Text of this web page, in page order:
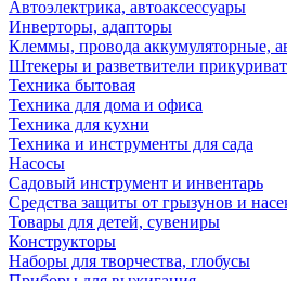
Автоэлектрика, автоаксессуары
Инверторы, адапторы
Клеммы, провода аккумуляторные,
Штекеры и разветвители
Техника бытовая
Техника для дома и офиса
Техника для кухни
Техника и инструменты для сада
Насосы
Садовый инструмент и инвентарь
Средства защиты от грызунов и
Товары для детей, сувениры
Конструкторы
Наборы для творчества, глобусы